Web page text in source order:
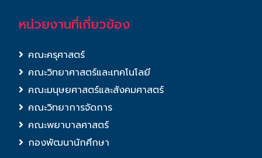
หน่วยงานที่เกี่ยวข้อง
คณะครุศาสตร์
คณะวิทยาศาสตร์และเทคโนโลยี
คณะมนุษยศาสตร์และสังคมศาสตร์
คณะวิทยาการจัดการ
คณะพยาบาลศาสตร์
กองพัฒนานักศึกษา